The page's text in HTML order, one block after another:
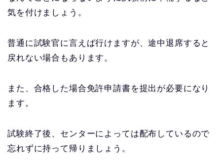
気を付けましょう。
普通に試験官に言えば行けますが、途中退席すると
戻れない場合もあります。
また、合格した場合免許申請書を提出が必要になり
ます。
試験終了後、センターによっては配布しているので
忘れずに持って帰りましょう。